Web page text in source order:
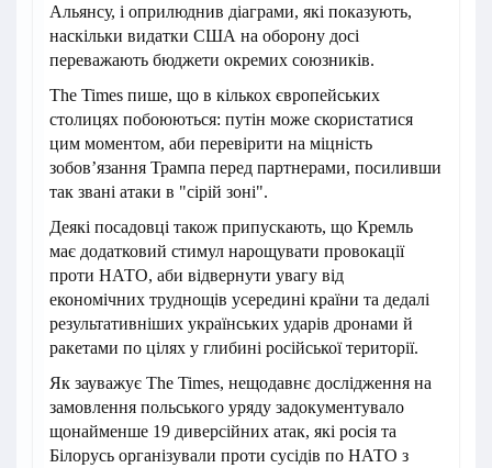
Альянсу, і оприлюднив діаграми, які показують,
наскільки видатки США на оборону досі
переважають бюджети окремих союзників.
The Times пише, що в кількох європейських
столицях побоюються: путін може скористатися
цим моментом, аби перевірити на міцність
зобов’язання Трампа перед партнерами, посиливши
так звані атаки в "сірій зоні".
Деякі посадовці також припускають, що Кремль
має додатковий стимул нарощувати провокації
проти НАТО, аби відвернути увагу від
економічних труднощів усередині країни та дедалі
результативніших українських ударів дронами й
ракетами по цілях у глибині російської території.
Як зауважує The Times, нещодавнє дослідження на
замовлення польського уряду задокументувало
щонайменше 19 диверсійних атак, які росія та
Білорусь організували проти сусідів по НАТО з